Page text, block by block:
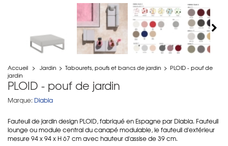
Accueil > Jardin > Tabourets, poufs et bancs de jardin > PLOID - pouf de
jardin
PLOID - pouf de jardin
Marque: Diabla
Fauteuil de jardin design PLOID, fabriqué en Espagne par Diabla. Fauteuil
lounge ou module central du canapé modulable, le fauteuil d'extérieur
mesure 94 x 94 x H 67 cm avec hauteur d'assise de 39 cm.